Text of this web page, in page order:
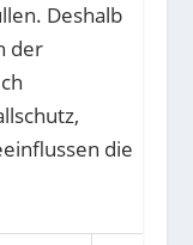
Deshalb
der
die